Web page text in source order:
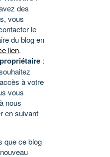
des
vous
le
du blog en
lien.
:
à votre
vous
nous
en suivant
que ce blog